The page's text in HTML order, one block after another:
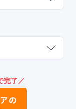
完了／
の